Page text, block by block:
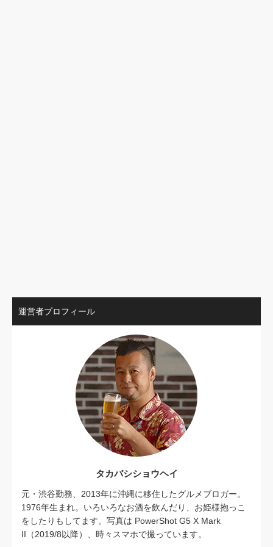
運営者プロフィール
タカバシショウヘイ
元・渋谷勤務、2013年に沖縄に移住したグルメブロガー。
1976年生まれ。いろいろなお酒を飲んだり、お姫様抱っこ
をしたりもしてます。写真は PowerShot G5 X Mark
II（2019/8以降）、時々スマホで撮っています。